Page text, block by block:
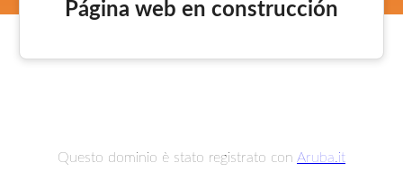
Página web en construcción
Questo dominio è stato registrato con Aruba.it